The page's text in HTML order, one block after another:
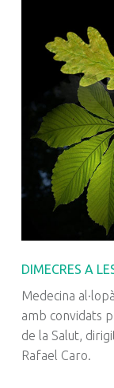
DIMECRES A
Medecina
amb convidats
de la Salut,
Rafael Caro.